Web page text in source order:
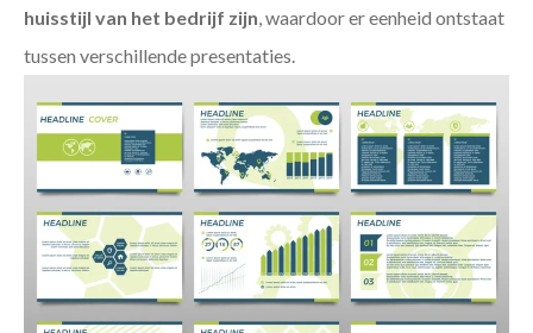
huisstijl van het bedrijf zijn, waardoor er eenheid ontstaat
tussen verschillende presentaties.